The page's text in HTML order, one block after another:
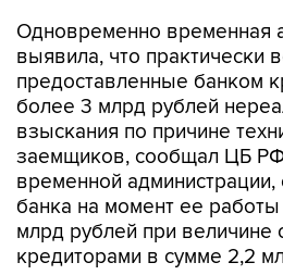
Одновременно временная
выявила, что практически
предоставленные банком
более 3 млрд рублей
взыскания по причине
заемщиков, сообщал ЦБ
временной администрации,
банка на момент ее
млрд рублей при величине
кредиторами в сумме 2,2